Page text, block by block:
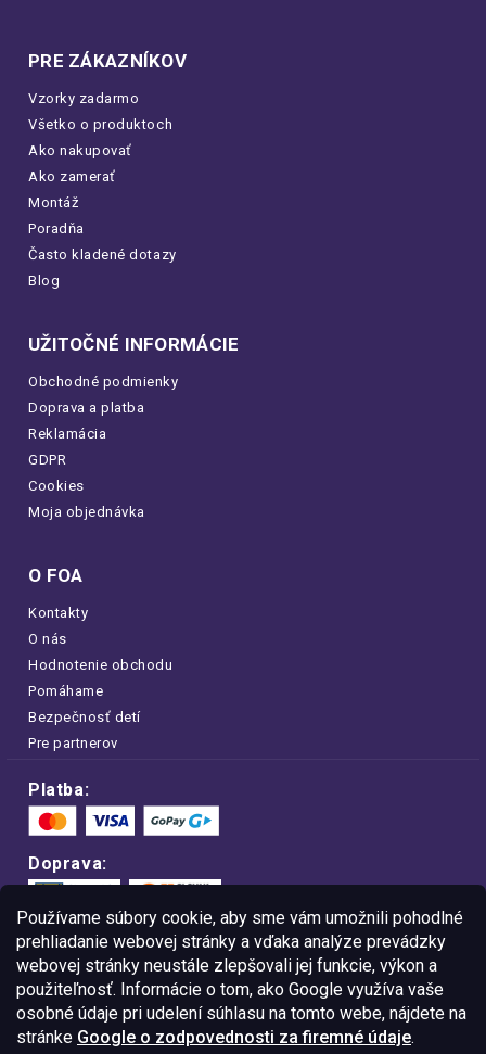
Používame súbory cookie, aby sme vám umožnili pohodlné
prehliadanie webovej stránky a vďaka analýze prevádzky
webovej stránky neustále zlepšovali jej funkcie, výkon a
použiteľnosť. Informácie o tom, ako Google využíva vaše
osobné údaje pri udelení súhlasu na tomto webe, nájdete na
stránke Google o zodpovednosti za firemné údaje.
PRE ZÁKAZNÍKOV
Vzorky zadarmo
Všetko o produktoch
Ako nakupovať
Ako zamerať
Montáž
Poradňa
Často kladené dotazy
Blog
UŽITOČNÉ INFORMÁCIE
Obchodné podmienky
Doprava a platba
Reklamácia
GDPR
Cookies
Moja objednávka
O FOA
Kontakty
O nás
Hodnotenie obchodu
Pomáhame
Bezpečnosť detí
Pre partnerov
Platba:
Doprava:
Nakupujte na FOA bezpečne a bez obáv.
Vďaka protokolu HTTPS sú vaše citlivé
dáta v úplnom bezpečí.